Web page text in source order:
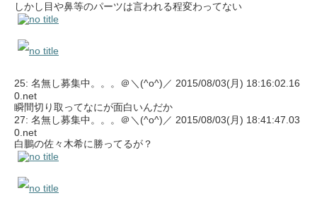
しかし目や鼻等のパーツは言われる程変わってない
25: 名無し募集中。。。＠＼(^o^)／ 2015/08/03(月) 18:16:02.16
0.net
瞬間切り取ってなにが面白いんだか
27: 名無し募集中。。。＠＼(^o^)／ 2015/08/03(月) 18:41:47.03
0.net
白鵬の佐々木希に勝ってるが？